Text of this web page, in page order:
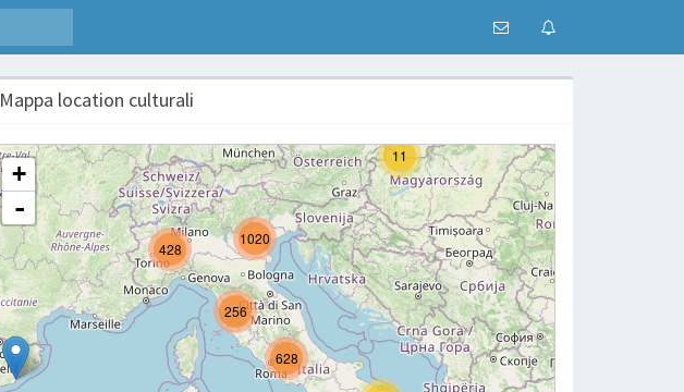
Mappa location culturali